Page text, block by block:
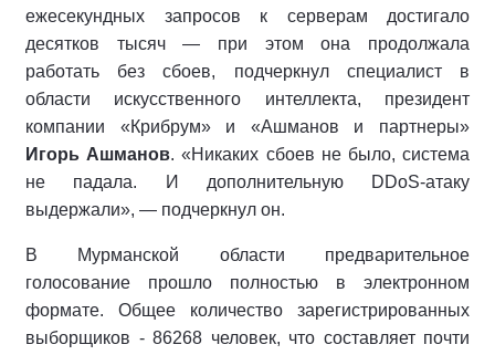
ежесекундных запросов к серверам достигало
десятков тысяч — при этом она продолжала
работать без сбоев, подчеркнул специалист в
области искусственного интеллекта, президент
компании «Крибрум» и «Ашманов и партнеры»
Игорь Ашманов. «Никаких сбоев не было, система
не падала. И дополнительную DDoS-атаку
выдержали», — подчеркнул он.
В Мурманской области предварительное
голосование прошло полностью в электронном
формате. Общее количество зарегистрированных
выборщиков - 86268 человек, что составляет почти